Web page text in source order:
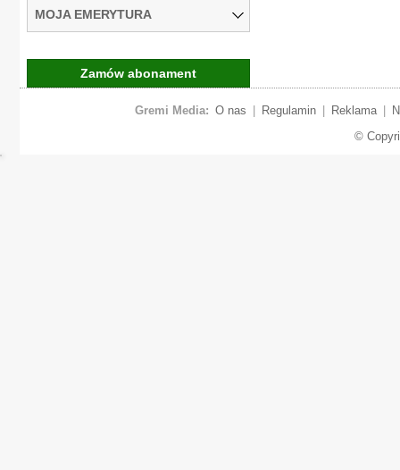
MOJA EMERYTURA
Zamów abonament
Gremi Media: O nas Regulamin Reklama
©